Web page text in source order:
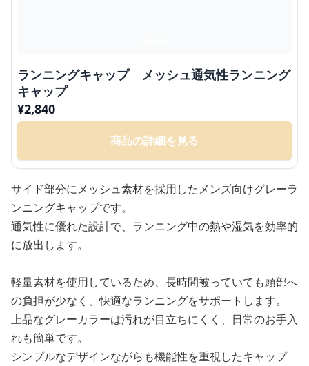
ランニングキャップ メッシュ通気性ランニング
キャップ
¥2,840
商品の詳細を見る
サイド部分にメッシュ素材を採用したメンズ向けグレーラ
ンニングキャップです。
通気性に優れた設計で、ランニング中の熱や湿気を効率的
に放出します。
軽量素材を使用しているため、長時間被っていても頭部へ
の負担が少なく、快適なランニングをサポートします。
上品なグレーカラーは汚れが目立ちにくく、日常のお手入
れも簡単です。
シンプルなデザインながらも機能性を重視したキャップ